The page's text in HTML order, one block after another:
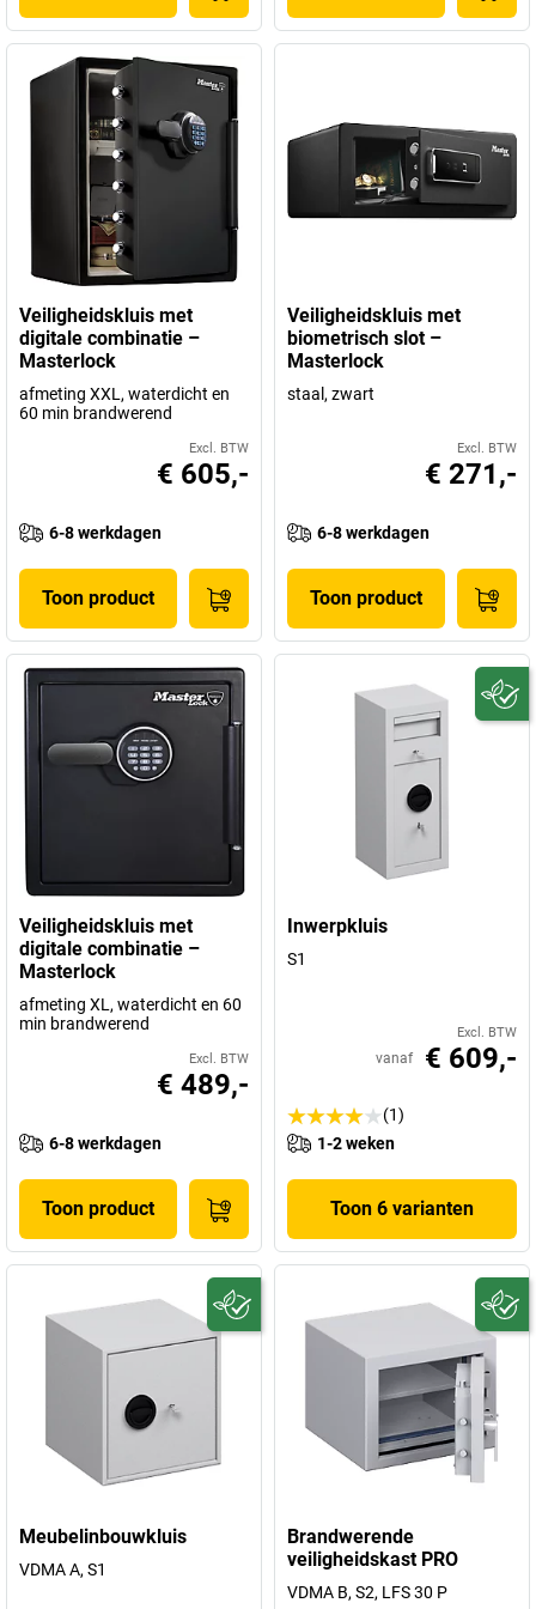
Veiligheidskluis met
digitale combinatie –
Masterlock
afmeting XXL, waterdicht en
60 min brandwerend
Excl. BTW
€ 605,-
6-8 werkdagen
Toon product
Veiligheidskluis met
biometrisch slot –
Masterlock
staal, zwart
Excl. BTW
€ 271,-
6-8 werkdagen
Toon product
Veiligheidskluis met
digitale combinatie –
Masterlock
afmeting XL, waterdicht en 60
min brandwerend
Excl. BTW
€ 489,-
6-8 werkdagen
Toon product
Inwerpkluis
S1
Excl. BTW
vanaf € 609,-
(1)
1-2 weken
Toon 6 varianten
Meubelinbouwkluis
VDMA A, S1
Brandwerende
veiligheidskast PRO
VDMA B, S2, LFS 30 P